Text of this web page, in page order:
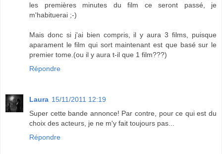
les premières minutes du film ce seront passé, je
m'habituerai ;-)
Mais donc si j'ai bien compris, il y aura 3 films, puisque
aparament le film qui sort maintenant est que basé sur le
premier tome.(ou il y aura t-il que 1 film???)
Répondre
Laura 15/11/2011 12:19
Super cette bande annonce! Par contre, pour ce qui est du
choix des acteurs, je ne m'y fait toujours pas...
Répondre